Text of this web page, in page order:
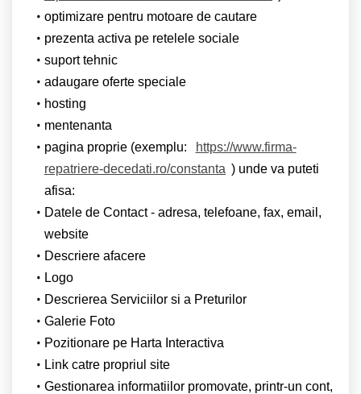
optimizare pentru motoare de cautare
prezenta activa pe retelele sociale
suport tehnic
adaugare oferte speciale
hosting
mentenanta
pagina proprie (exemplu:
https://www.firma-
repatriere-decedati.ro/constanta ) unde va puteti
afisa:
Datele de Contact - adresa, telefoane, fax, email,
website
Descriere afacere
Logo
Descrierea Serviciilor si a Preturilor
Galerie Foto
Pozitionare pe Harta Interactiva
Link catre propriul site
Gestionarea informatiilor promovate, printr-un cont,